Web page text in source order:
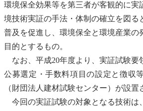
環境保全効果等を第三者が客観的に実
境技術実証の手法・体制の確立を図る
普及を促進し、環境保全と環境産業の
目的とするもの。
なお、平成20年度より、実証試験要
公募選定・手数料項目の設定と徴収
（財団法人建材試験センター）が設置
今回の実証試験の対象となる技術は